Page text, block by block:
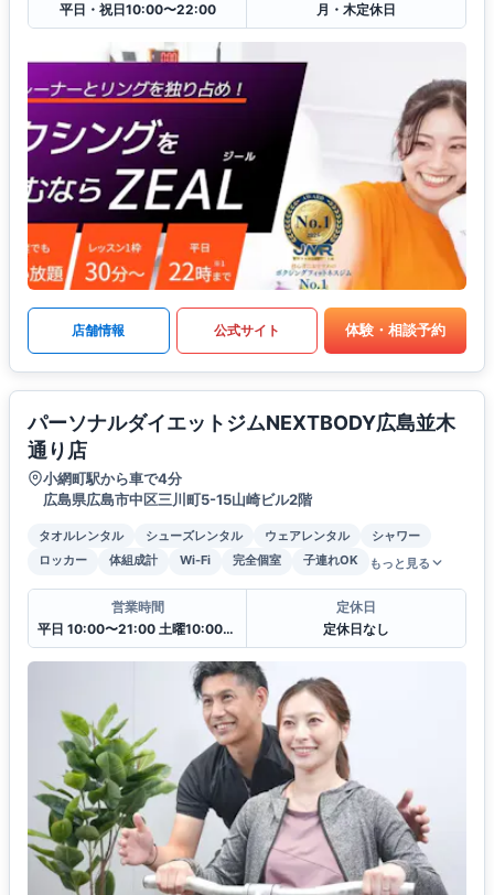
平日・祝日10:00〜22:00
月・木定休日
店舗情報 公式サイト 体験・相談予約
パーソナルダイエットジムNEXTBODY広島並木
通り店
小網町駅から車で4分
広島県広島市中区三川町5-15山崎ビル2階
タオルレンタル シューズレンタル ウェアレンタル
シャワー
ロッカー
体組成計 Wi-Fi 完全個室 子連れOK もっと見る
営業時間
平日 10:00〜21:00 土曜10:00〜20:00 日曜10:00〜18:00
定休日
定休日なし